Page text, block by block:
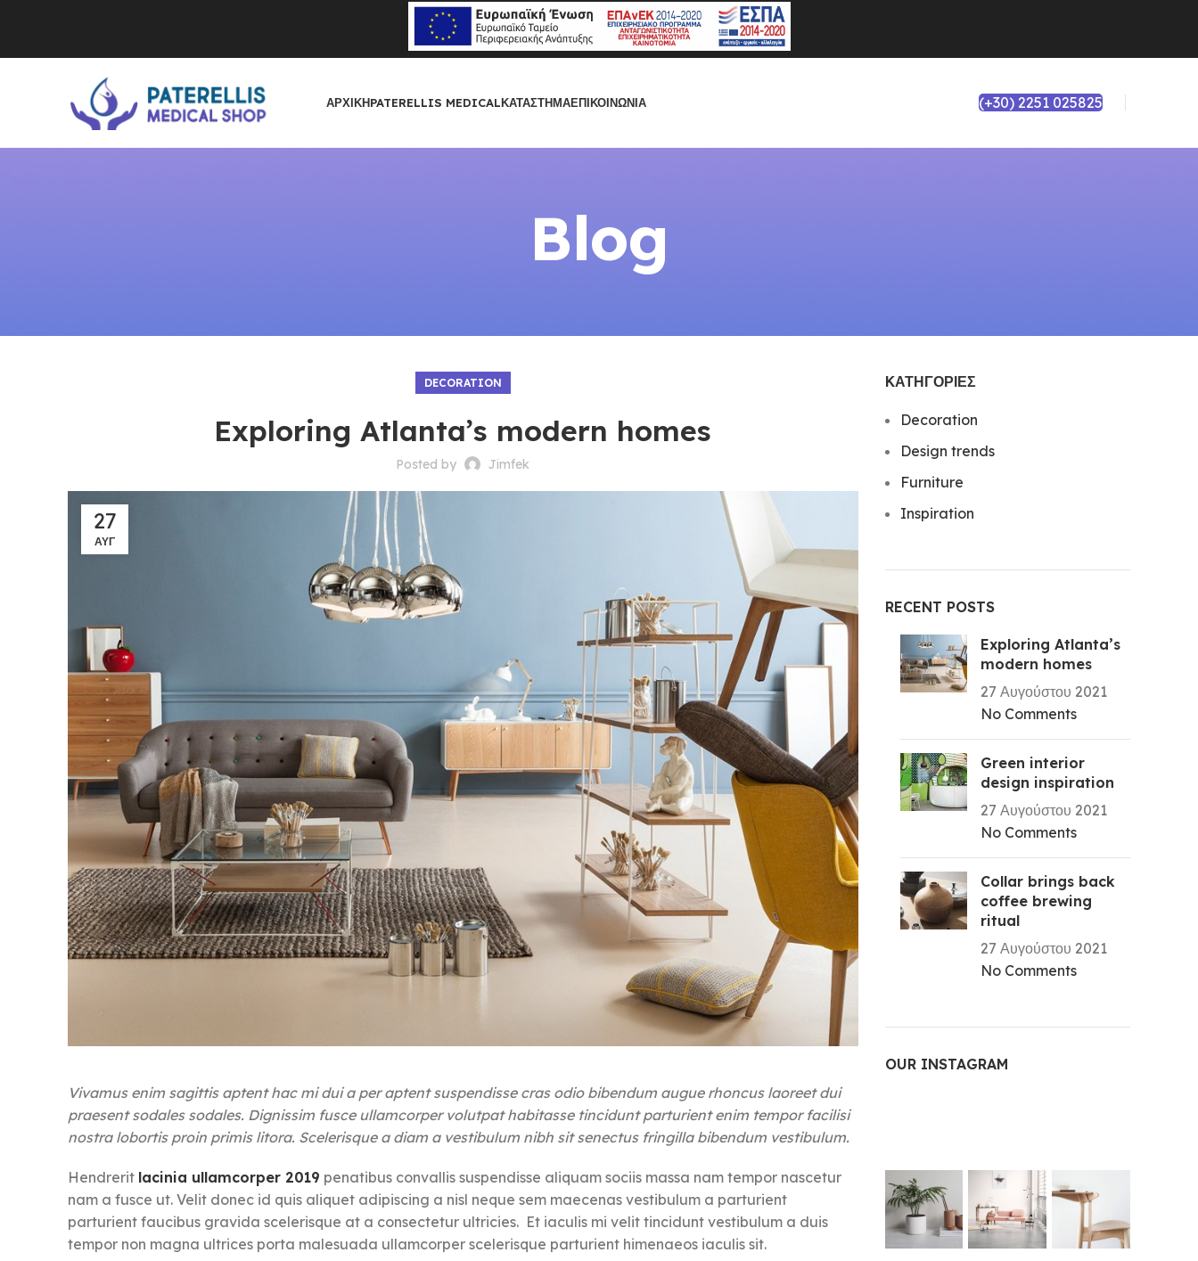
ΑΡΧΙΚΉPATERELLIS MEDICALΚΑΤΆΣΤΗΜΑΕΠΙΚΟΙΝΩΝΊΑ (+30) 2251 025825
Blog
DECORATION
Exploring Atlanta’s modern homes
Posted by Jimfek
27
ΑΥΓ
Vivamus enim sagittis aptent hac mi dui a per aptent suspendisse cras odio bibendum augue rhoncus laoreet dui
praesent sodales sodales. Dignissim fusce ullamcorper volutpat habitasse tincidunt parturient enim tempor facilisi
nostra lobortis proin primis litora. Scelerisque a diam a vestibulum nibh sit senectus fringilla bibendum vestibulum.
Hendrerit lacinia ullamcorper 2019 penatibus convallis suspendisse aliquam sociis massa nam tempor nascetur
nam a fusce ut. Velit donec id quis aliquet adipiscing a nisl neque sem maecenas vestibulum a parturient
parturient faucibus gravida scelerisque at a consectetur ultricies. Et iaculis mi velit tincidunt vestibulum a duis
tempor non magna ultrices porta malesuada ullamcorper scelerisque parturient himenaeos iaculis sit.
KΑΤΗΓΟΡΊΕΣ
Decoration
Design trends
Furniture
Inspiration
RECENT POSTS
Exploring Atlanta’s
modern homes
27 Αυγούστου 2021
No Comments
Green interior
design inspiration
27 Αυγούστου 2021
No Comments
Collar brings back
coffee brewing
ritual
27 Αυγούστου 2021
No Comments
OUR INSTAGRAM